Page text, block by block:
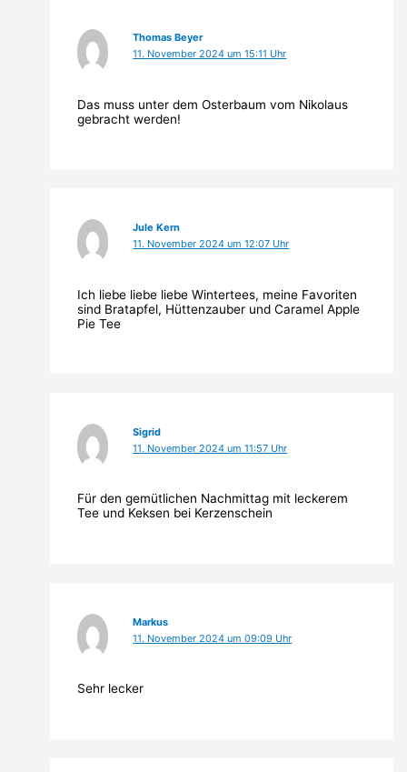
Thomas Beyer
11. November 2024 um 15:11 Uhr
Das muss unter dem Osterbaum vom Nikolaus
gebracht werden!
Jule Kern
11. November 2024 um 12:07 Uhr
Ich liebe liebe liebe Wintertees, meine Favoriten
sind Bratapfel, Hüttenzauber und Caramel Apple
Pie Tee
Sigrid
11. November 2024 um 11:57 Uhr
Für den gemütlichen Nachmittag mit leckerem
Tee und Keksen bei Kerzenschein
Markus
11. November 2024 um 09:09 Uhr
Sehr lecker